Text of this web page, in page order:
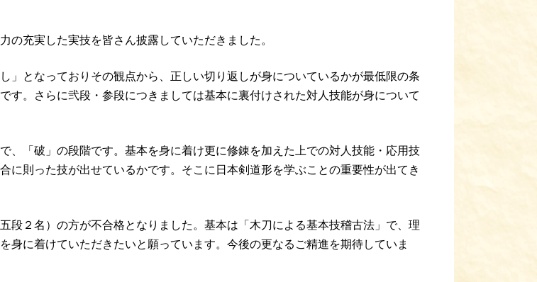
充実した実技を皆さん披露していただきました。
」となっておりその観点から、 正しい切り返しが身についているかが最低限の条
す。さらに弐段・参段につきましては基本に裏付けされた対人技能が身について
「破」の段階です。基本を身に着け更に修錬を加えた上での対人技能・応用技
に則った技が出せているかです。そこに日本剣道形を学ぶことの重要性が出てき
２名）の方が不合格となりました。基本は「木刀による基本技稽古法」で、理
身に着けていただきたいと願っています。今後の更なるご精進を期待していま